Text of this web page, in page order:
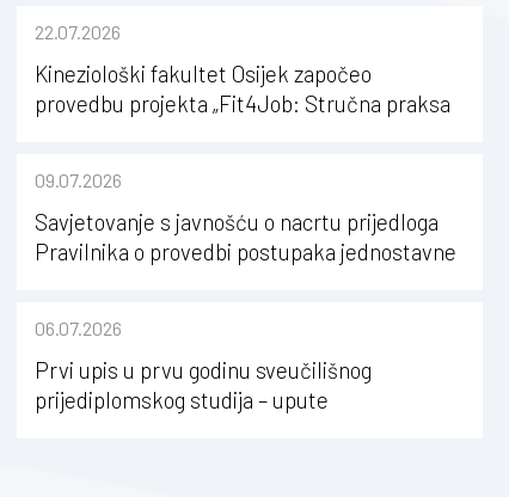
22.07.2026
Kineziološki fakultet Osijek započeo
provedbu projekta „Fit4Job: Stručna praksa
09.07.2026
Savjetovanje s javnošću o nacrtu prijedloga
Pravilnika o provedbi postupaka jednostavne
Strossmayera u Osijeku
06.07.2026
Prvi upis u prvu godinu sveučilišnog
prijediplomskog studija – upute